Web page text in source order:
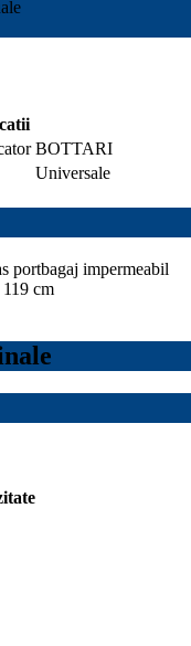
BOTTARI
Universale
portbagaj impermeabil
cm